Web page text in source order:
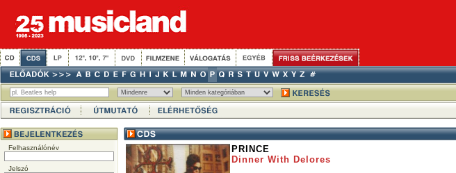
Felhasználónév
Jelszó
PRINCE
Dinner With Delores